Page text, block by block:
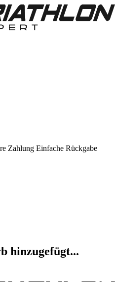
Zahlung Einfache Rückgabe
hinzugefügt...